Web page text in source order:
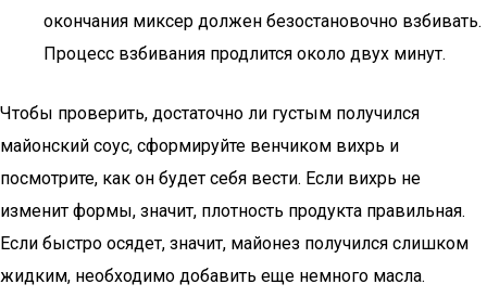
окончания миксер должен безостановочно взбивать.
Процесс взбивания продлится около двух минут.
Чтобы проверить, достаточно ли густым получился
майонский соус, сформируйте венчиком вихрь и
посмотрите, как он будет себя вести. Если вихрь не
изменит формы, значит, плотность продукта правильная.
Если быстро осядет, значит, майонез получился слишком
жидким, необходимо добавить еще немного масла.